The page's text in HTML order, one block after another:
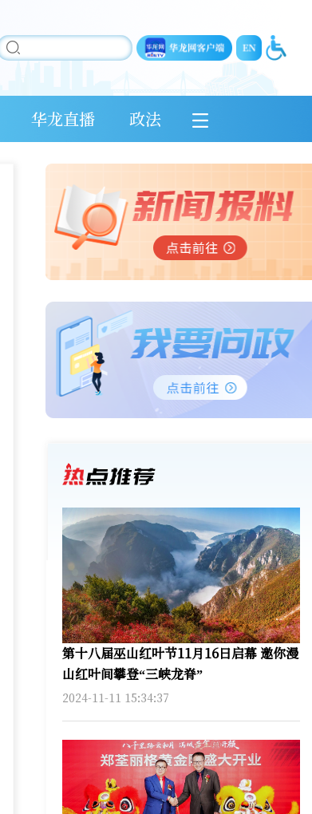
华龙直播 政法
第十八届巫山红叶节11月16日启幕 邀你漫
山红叶间攀登“三峡龙脊”
2024-11-11 15:34:37